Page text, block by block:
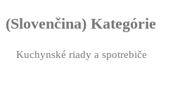
(Slovenčina) Kategórie
Kuchynské riady a spotrebiče